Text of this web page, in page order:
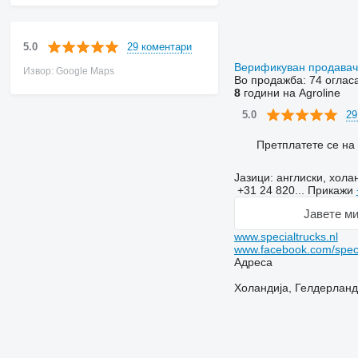
5.0 29 коментари
Извор: Google Maps
Верификуван
Во продажба: 74
8години на Agroline
5.0
Претплатете се
Јазици: англиски,
+31 24 820... Прикажи
Јавете
www.specialtrucks.nl
www.facebook.com/
Адреса
Холандија,